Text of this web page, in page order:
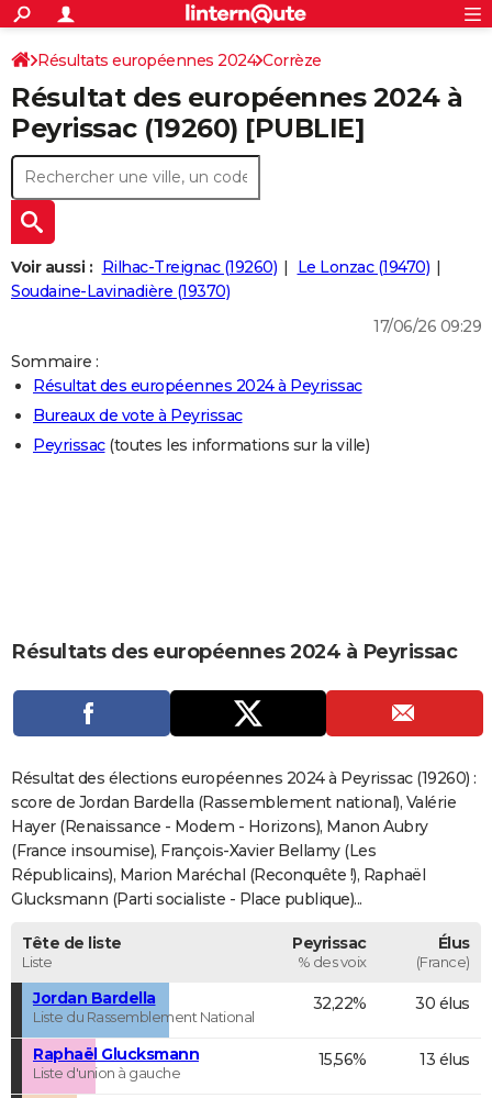
ACTUALITÉS
Politique
Société
Faits Divers
Education
Monde
Villes
+
SPORT
Coupe du monde 2026
Football
Tennis
Cyclisme
Rugby
Forum
CULTURE
Programme TV
TNT
Streaming
Cinéma
Sorties cinéma
Musique
+
FINANCE
Retraite
Impôts
Epargne
Immobilier
Risques naturels par ville
Banque
Assurance
Crédit
AUTO
Essais
Réserver un essai
Citadines
Berlines
SUV
Forum auto
+
HIGH-TECH
Mobiles
Meilleur smartphone
Internet
Ordinateurs
Jeux vidéo
Guide high-tech
+
BRICOLAGE
Guides de France
Escapades
Patrimoine
Expositions
Musées
Week-end nature
LIFESTYLE
Art de vivre
Bien-être
Loisirs
Mode
Modes de vie
CARTE DE VOEUX
Carte de Noël
Carte Bonne année
Carte Saint-Valentin
Carte Pâques
Carte d'anniversaire
DICTIONNAIRE
Dictionnaire
Biographies
Citations
Expressions
Proverbes
PROGRAMME TV
COPAINS D'AVANT
S'inscrire
Se connecter
Lycées
Collèges
Primaires
Universités
Entreprises
Service militaire
Avis de recherche
AVIS DE DÉCÈS
FORUM
S'inscrire
Connexion
Résultats européennes 2024 Corrèze
Résultat des européennes 2024 à
Peyrissac (19260) [PUBLIE]
Voir aussi : Rilhac-Treignac (19260)
Le Lonzac (19470)
Soudaine-Lavinadière (19370)
17/06/26 09:29
Sommaire :
Résultat des européennes 2024 à Peyrissac
Bureaux de vote à Peyrissac
Peyrissac(toutes les informations sur la ville)
Résultats des européennes 2024 à Peyrissac
Résultat des élections européennes 2024 à Peyrissac (19260) :
score de Jordan Bardella (Rassemblement national), Valérie
Hayer (Renaissance - Modem - Horizons), Manon Aubry
(France insoumise), François-Xavier Bellamy (Les
Républicains), Marion Maréchal (Reconquête !), Raphaël
Glucksmann (Parti socialiste - Place publique)...
Tête de liste
Liste
Peyrissac
% des voix
Élus
(France)
Jordan Bardella
Liste du Rassemblement National
32,22% 30 élus
Raphaël Glucksmann
Liste d'union à gauche
15,56% 13 élus